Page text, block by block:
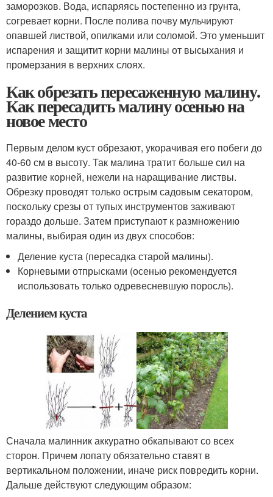
заморозков. Вода, испаряясь постепенно из грунта,
согревает корни. После полива почву мульчируют
опавшей листвой, опилками или соломой. Это уменьшит
испарения и защитит корни малины от высыхания и
промерзания в верхних слоях.
Как обрезать пересаженную малину.
Как пересадить малину осенью на
новое место
Первым делом куст обрезают, укорачивая его побеги до
40-60 см в высоту. Так малина тратит больше сил на
развитие корней, нежели на наращивание листвы.
Обрезку проводят только острым садовым секатором,
поскольку срезы от тупых инструментов заживают
гораздо дольше. Затем приступают к размножению
малины, выбирая один из двух способов:
Деление куста (пересадка старой малины).
Корневыми отпрысками (осенью рекомендуется
использовать только одревесневшую поросль).
Делением куста
Сначала малинник аккуратно обкапывают со всех
сторон. Причем лопату обязательно ставят в
вертикальном положении, иначе риск повредить корни.
Дальше действуют следующим образом: